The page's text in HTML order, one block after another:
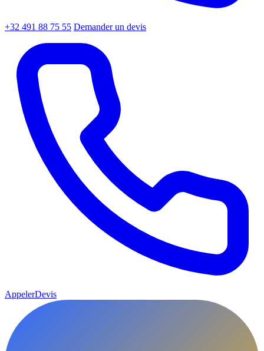
+32 491 88 75 55 Demander un devis
AppelerDevis